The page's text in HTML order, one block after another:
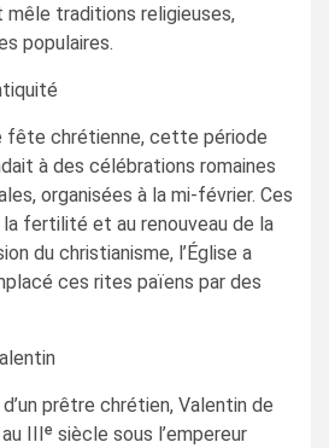
mêle traditions religieuses,
populaires.
fête chrétienne, cette période
à des célébrations romaines
organisées à la mi-février. Ces
fertilité et au renouveau de la
du christianisme, l’Église a
ces rites païens par des
prêtre chrétien, Valentin de
IIIᵉ siècle sous l’empereur